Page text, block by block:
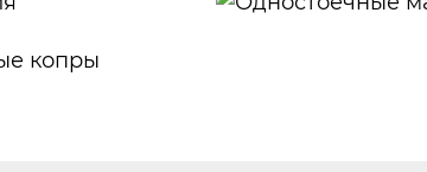
температурных